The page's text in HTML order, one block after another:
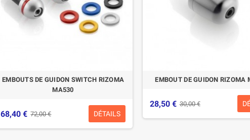
EMBOUTS DE GUIDON SWITCH RIZOMA
MA530
68,40 € 72,00 € DÉTAILS
EMBOUT DE GUIDON RIZOMA
28,50 € 30,00 €